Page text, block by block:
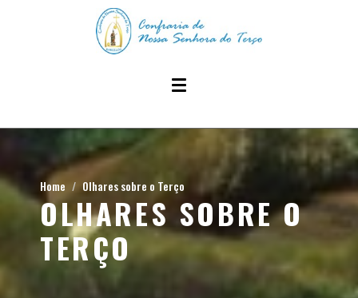
Home Olhares sobre o Terço
OLHARES SOBRE O
TERÇO